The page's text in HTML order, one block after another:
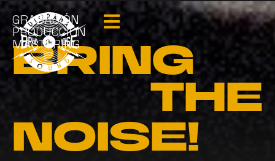
BRING
GRABACIÓN
PRODUCCIÓN
MASTERING
THE
NOISE!